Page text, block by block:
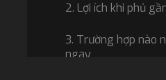
2. Lợi ích khi phủ
3. Trường hợp nào
ngay